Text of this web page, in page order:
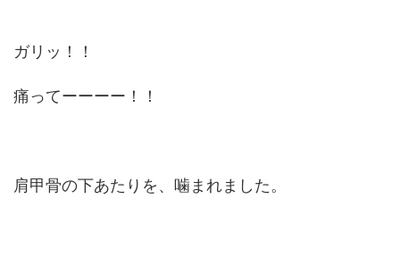
ガリッ！！
痛ってーーーー！！
肩甲骨の下あたりを、噛まれました。